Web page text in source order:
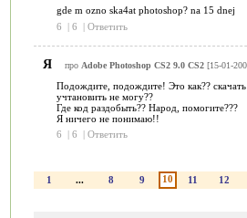
gde m ozno ska4at photoshop? na 15 dnej
6
| 6 | Ответить
Я про Adobe Photoshop CS2 9.0 CS2[15-01-
Подождите, подождите! Это как?? скачать
учтановить не могу??
Где код раздобыть?? Народ, помогите???
Я ничего не понимаю!!
6
| 6 | Ответить
1 ... 8 9 10 11 12